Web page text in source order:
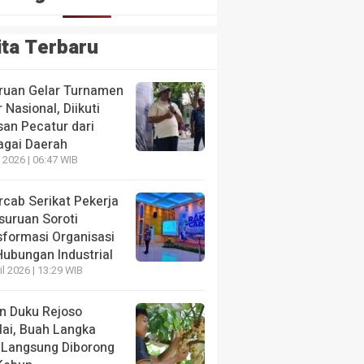
WSO, Layanan Stroke Diakui
Terbaru
Gelar Turnamen
Nasional, Diikuti
Pecatur dari
Daerah
| 06:47 WIB
Serikat Pekerja
Soroti
Organisasi
Industrial
2026 | 13:29 WIB
Duku Rejoso
Buah Langka
Diborong